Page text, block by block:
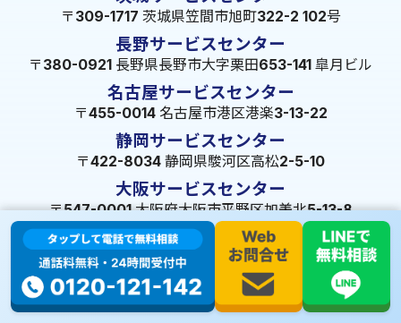
〒309-1717 茨城県笠間市旭町322-2 102号
長野サービスセンター
〒380-0921 長野県長野市大字栗田653-141 皐月ビル
名古屋サービスセンター
〒455-0014 名古屋市港区港楽3-13-22
静岡サービスセンター
〒422-8034 静岡県駿河区高松2-5-10
大阪サービスセンター
〒547-0001 大阪府大阪市平野区加美北5-13-8
広島サービスセンター
〒720-2410
広島県福山市加茂町八軒屋329
福岡サービスセンター